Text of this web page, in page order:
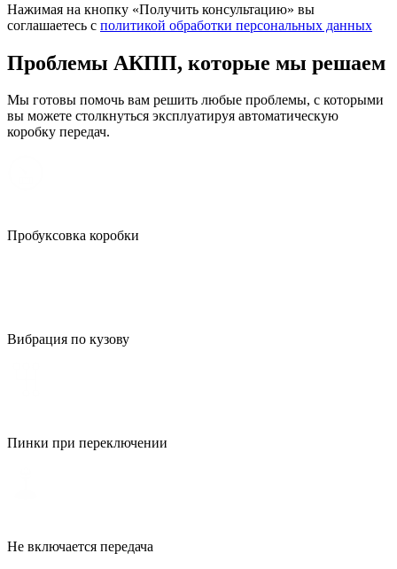
Нажимая на кнопку «Получить консультацию» вы
соглашаетесь с политикой обработки персональных данных
Проблемы АКПП, которые мы решаем
Мы готовы помочь вам решить любые проблемы, с которыми
вы можете столкнуться эксплуатируя автоматическую
коробку передач.
Пробуксовка коробки
Вибрация по кузову
Пинки при переключении
Не включается передача